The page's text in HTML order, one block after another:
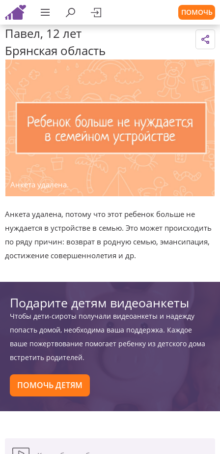
ПОМОЧЬ
Павел, 12 лет
Брянская область
Анкета удалена.
Анкета удалена, потому что этот ребенок больше не
нуждается в устройстве в семью. Это может происходить
по ряду причин: возврат в родную семью, эмансипация,
достижение совершеннолетия и др.
Подарите детям видеоанкеты
Чтобы дети-сироты получали видеоанкеты и надежду
попасть домой, необходима ваша поддержка. Каждое
ваше пожертвование помогает ребенку из детского дома
встретить родителей.
ПОМОЧЬ ДЕТЯМ